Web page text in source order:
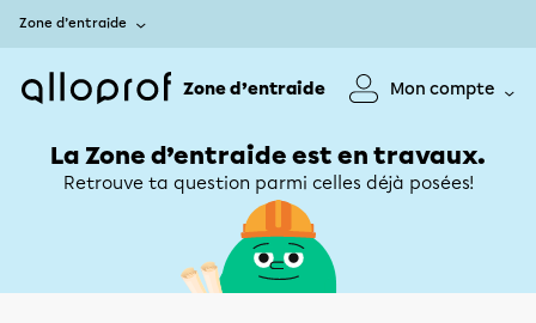
Zone d’entraide
Zone d’entraide Mon compte
La Zone d’entraide est en travaux.
Retrouve ta question parmi celles déjà posées!